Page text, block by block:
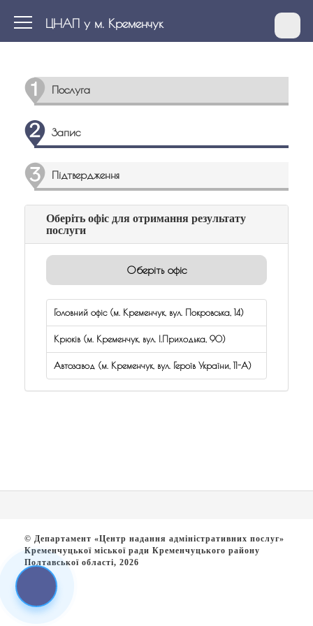
ЦНАП у м. Кременчук
Послуга
Запис
Підтвердження
Оберіть офіс для отримання результату
послуги
Оберіть офіс
Головний офіс (м. Кременчук, вул. Покровська, 14)
Крюків (м. Кременчук, вул. І.Приходька, 90)
Автозавод (м. Кременчук, вул. Героїв України, 11-А)
© Департамент «Центр надання адміністративних послуг»
Кременчуцької міської ради Кременчуцького району
Полтавської області, 2026